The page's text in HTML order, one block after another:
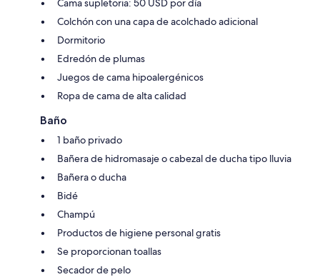
Cama supletoria: 50 USD por día
Colchón con una capa de acolchado adicional
Dormitorio
Edredón de plumas
Juegos de cama hipoalergénicos
Ropa de cama de alta calidad
Baño
1 baño privado
Bañera de hidromasaje o cabezal de ducha tipo lluvia
Bañera o ducha
Bidé
Champú
Productos de higiene personal gratis
Se proporcionan toallas
Secador de pelo